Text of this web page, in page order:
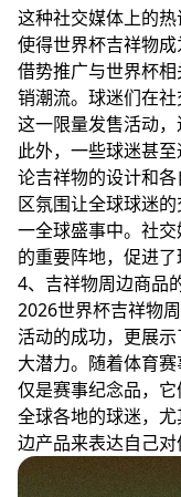
这种社交媒体上的
使得世界杯吉祥物
借势推广与世界杯
销潮流。球迷们在
这一限量发售活动，
此外，一些球迷甚
论吉祥物的设计和
区氛围让全球球迷
一全球盛事中。社
的重要阵地，促进了
4、吉祥物周边商品
2026世界杯吉祥物
活动的成功，更展
大潜力。随着体育
仅是赛事纪念品，它
全球各地的球迷，
边产品来表达自己对